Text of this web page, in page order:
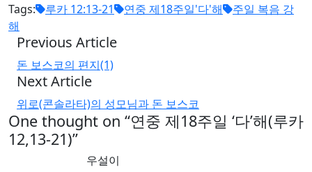
Tags:
루카 12:13-21 연중 제18주일'다'해
주일 복음 강
해
Previous Article
돈 보스코의 편지(1)
Next Article
위로(콘솔라타)의 성모님과 돈 보스코
One thought on “연중 제18주일 ‘다’해(루카
12,13-21)”
우설이